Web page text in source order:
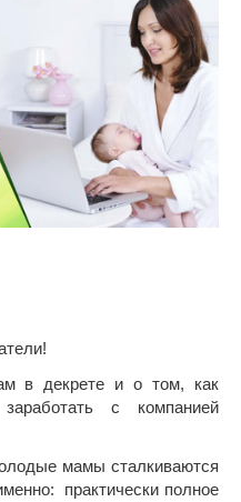
в декрете и о том, как
с компанией
мамы сталкиваются
практически полное